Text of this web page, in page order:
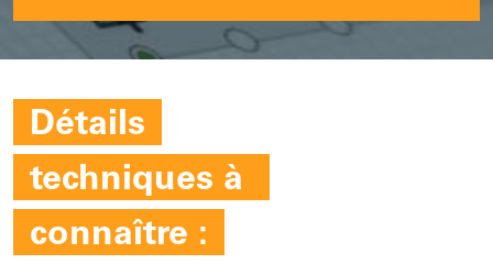
Détails
techniques à
connaître :